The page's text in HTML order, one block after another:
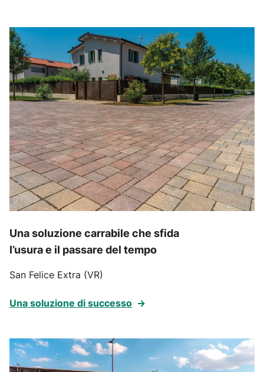
Una soluzione carrabile che sfida
l’usura e il passare del tempo
San Felice Extra (VR)
Una soluzione di successo →